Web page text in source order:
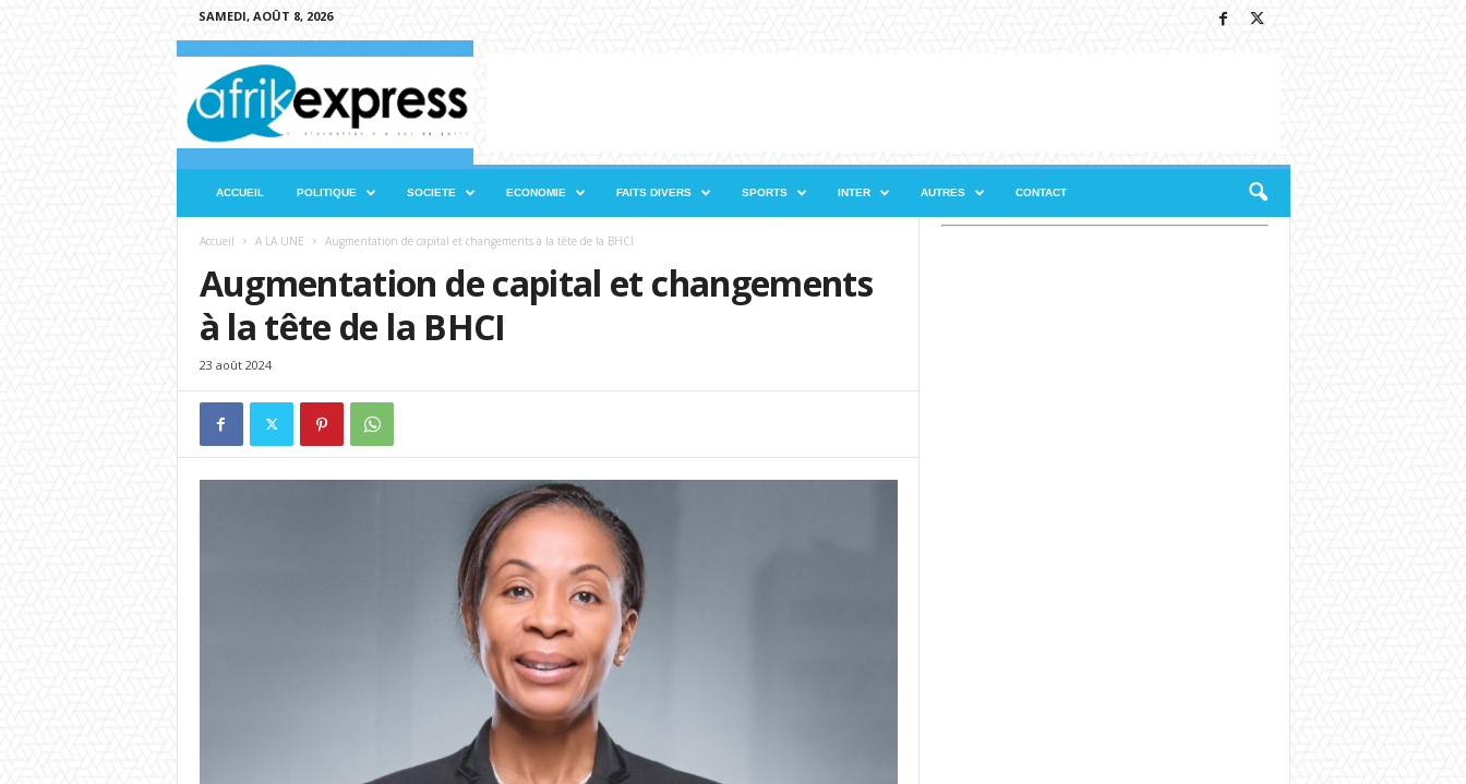
SAMEDI, AOÛT 8, 2026
e
ACCUEIL POLITIQUE SOCIETE ECONOMIE FAITS DIVERS SPORTS INTER AUTRES CONTACT
Accueil A LA UNE Augmentation de capital et changements à la tête de la BHCI
Augmentation de capital et changements
à la tête de la BHCI
23 août 2024